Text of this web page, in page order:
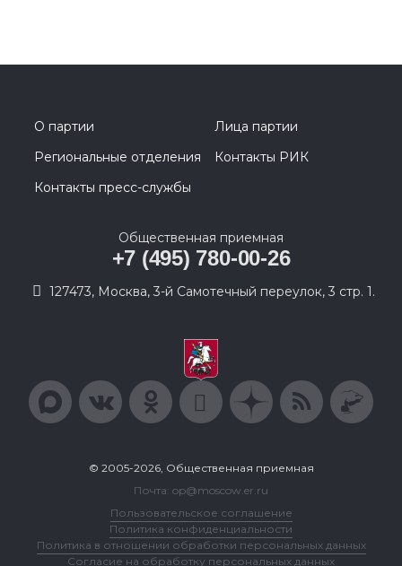
О партии
Лица партии
Региональные отделения
Контакты РИК
Контакты пресс-службы
Общественная приемная
+7 (495) 780-00-26
127473, Москва, 3-й Самотечный переулок, 3 стр. 1.
© 2005-2026, Общественная приемная
Почта: op@moscow.er.ru
Пользовательское соглашение
Политика конфиденциальности
Политика в отношении обработки персональных данных
Согласие на обработку персональных данных